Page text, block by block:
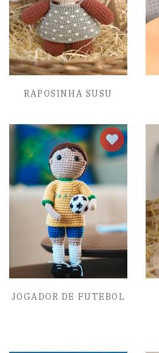
RAPOSINHA SUSU
JOGADOR DE FUTEBOL